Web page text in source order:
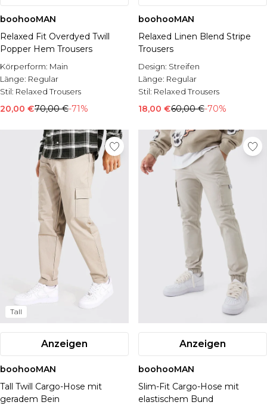
boohooMAN
Relaxed Fit Overdyed Twill
Popper Hem Trousers
Körperform: Main
Länge: Regular
Stil: Relaxed Trousers
20,00 €70,00 €-71%
boohooMAN
Relaxed Linen Blend Stripe
Trousers
Design: Streifen
Länge: Regular
Stil: Relaxed Trousers
18,00 €60,00 €-70%
Tall
Anzeigen
boohooMAN
Tall Twill Cargo-Hose mit
geradem Bein
Anzeigen
boohooMAN
Slim-Fit Cargo-Hose mit
elastischem Bund